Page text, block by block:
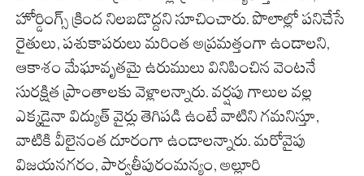
హోర్డింగ్స్ క్రింద నిలబడొద్దని సూచించారు. పొలాల్లో పనిచేసే
రైతులు, పశుకాపరులు మరింత అప్రమత్తంగా ఉండాలని,
ఆకాశం మేఘావృతమై ఉరుములు వినిపించిన వెంటనే
సురక్షిత ప్రాంతాలకు వెళ్లాలన్నారు. వర్షపు గాలుల వల్ల
ఎక్కడైనా విద్యుత్ వైర్లు తెగిపడి ఉంటే వాటిని గమనిస్తూ,
వాటికి వీలైనంత దూరంగా ఉండాలన్నారు. మరోవైపు
విజయనగరం, పార్వతీపురంమన్యం, అల్లూరి